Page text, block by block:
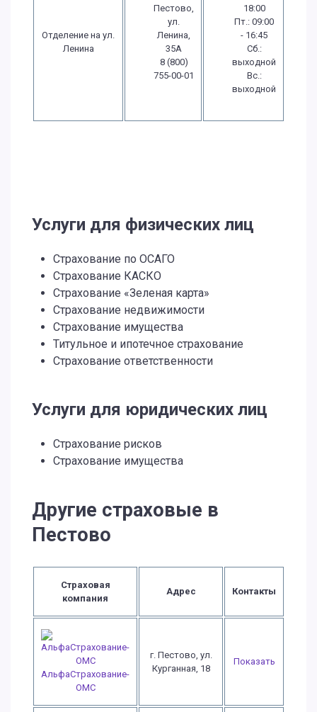
Отделение на ул.
Ленина
Пестово,
ул.
Ленина,
35А
8 (800)
755-00-01
18:00
Пт.: 09:00
- 16:45
Сб.:
выходной
Вс.:
выходной
Услуги для физических лиц
Страхование по ОСАГО
Страхование КАСКО
Страхование «Зеленая карта»
Страхование недвижимости
Страхование имущества
Титульное и ипотечное страхование
Страхование ответственности
Услуги для юридических лиц
Страхование рисков
Страхование имущества
Другие страховые в
Пестово
Страховая
компания
Адрес Контакты
АльфаСтрахование-
ОМС
г. Пестово, ул.
Курганная, 18
Показать